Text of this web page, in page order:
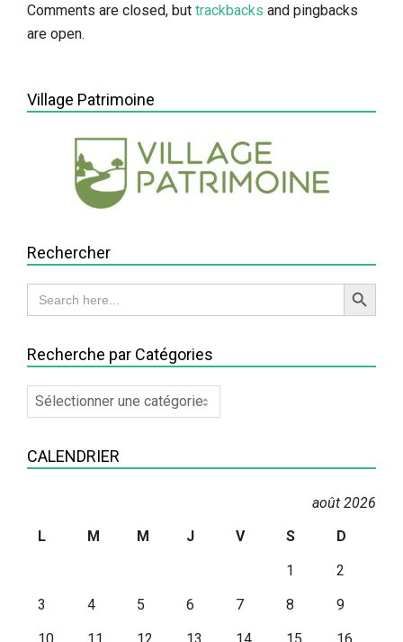
Comments are closed, but trackbacks and pingbacks
are open.
Village Patrimoine
Rechercher
Search
for:
Search Button
Recherche par Catégories
Recherche
par
CALENDRIER
août 2026
L
M M J V S
D
1
2
3
4 5 6 7 8
9